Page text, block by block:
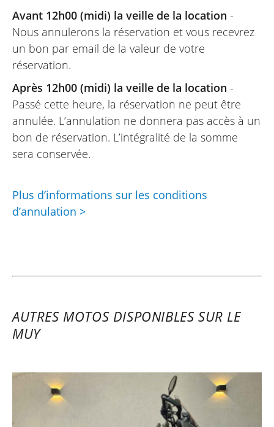
Avant 12h00 (midi) la veille de la location -
Nous annulerons la réservation et vous recevrez
un bon par email de la valeur de votre
réservation.
Après 12h00 (midi) la veille de la location -
Passé cette heure, la réservation ne peut être
annulée. L’annulation ne donnera pas accès à un
bon de réservation. L’intégralité de la somme
sera conservée.
Plus d’informations sur les conditions
d’annulation >
AUTRES MOTOS DISPONIBLES SUR LE
MUY